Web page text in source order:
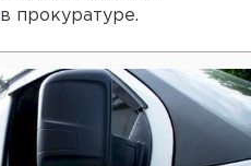
в прокуратуре.